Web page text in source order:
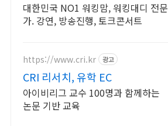
대한민국 NO1 워킹맘, 워킹대디 전문
가. 강연, 방송진행, 토크콘서트
https://www.cri.kr 광고
CRI 리서치, 유학 EC
아이비리그 교수 100명과 함께하는
논문 기반 교육